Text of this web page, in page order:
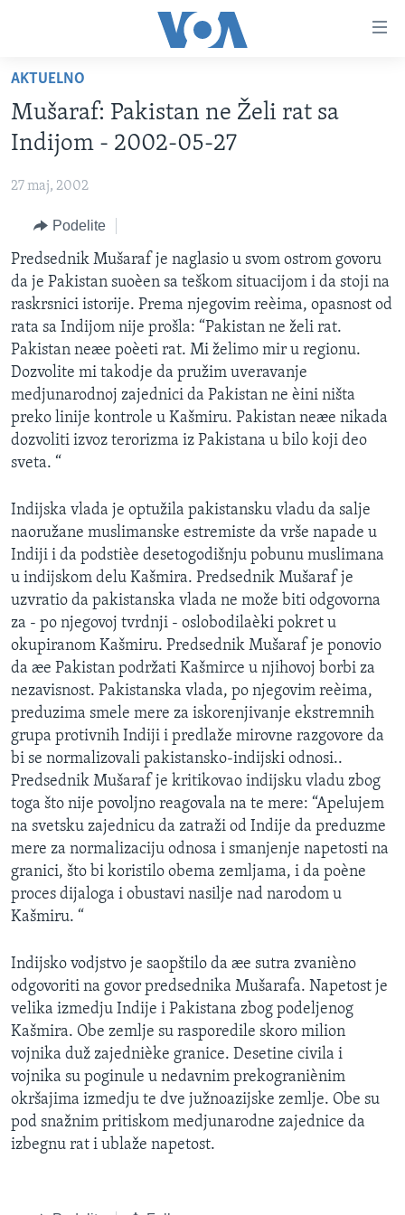
glavni
sadržaj
Idi
na
glavnu
navigaciju
pretragu
RUBRIKE
AMERIKA
BALKAN
GLOBALNE TEME
EKONOMIJA
NAUKA I TEHNOLOGIJA
MEDICINA
KULTURA
DRUŠTVO
SPORT
INTERVJU
TV PROGRAM
OTVORENI STUDIO
IZ AMERIKE
PRATITE NAS
Jezici
AKTUELNO
Mušaraf: Pakistan ne Želi rat sa
Indijom - 2002-05-27
27 maj, 2002
Podelite
Predsednik Mušaraf je naglasio u svom ostrom govoru
da je Pakistan suoèen sa teškom situacijom i da stoji na
raskrsnici istorije. Prema njegovim reèima, opasnost od
rata sa Indijom nije prošla: “Pakistan ne želi rat.
Pakistan neæe poèeti rat. Mi želimo mir u regionu.
Dozvolite mi takodje da pružim uveravanje
medjunarodnoj zajednici da Pakistan ne èini ništa
preko linije kontrole u Kašmiru. Pakistan neæe nikada
dozvoliti izvoz terorizma iz Pakistana u bilo koji deo
sveta. “
Indijska vlada je optužila pakistansku vladu da salje
naoružane muslimanske estremiste da vrše napade u
Indiji i da podstièe desetogodišnju pobunu muslimana
u indijskom delu Kašmira. Predsednik Mušaraf je
uzvratio da pakistanska vlada ne može biti odgovorna
za - po njegovoj tvrdnji - oslobodilaèki pokret u
okupiranom Kašmiru. Predsednik Mušaraf je ponovio
da æe Pakistan podržati Kašmirce u njihovoj borbi za
nezavisnost. Pakistanska vlada, po njegovim reèima,
preduzima smele mere za iskorenjivanje ekstremnih
grupa protivnih Indiji i predlaže mirovne razgovore da
bi se normalizovali pakistansko-indijski odnosi..
Predsednik Mušaraf je kritikovao indijsku vladu zbog
toga što nije povoljno reagovala na te mere: “Apelujem
na svetsku zajednicu da zatraži od Indije da preduzme
mere za normalizaciju odnosa i smanjenje napetosti na
granici, što bi koristilo obema zemljama, i da poène
proces dijaloga i obustavi nasilje nad narodom u
Kašmiru. “
Indijsko vodjstvo je saopštilo da æe sutra zvanièno
odgovoriti na govor predsednika Mušarafa. Napetost je
velika izmedju Indije i Pakistana zbog podeljenog
Kašmira. Obe zemlje su rasporedile skoro milion
vojnika duž zajednièke granice. Desetine civila i
vojnika su poginule u nedavnim prekograniènim
okršajima izmedju te dve južnoazijske zemlje. Obe su
pod snažnim pritiskom medjunarodne zajednice da
izbegnu rat i ublaže napetost.